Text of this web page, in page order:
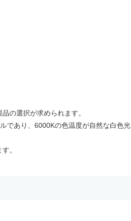
の選択が求められます。
であり、6000Kの色温度が自然な白色光
。